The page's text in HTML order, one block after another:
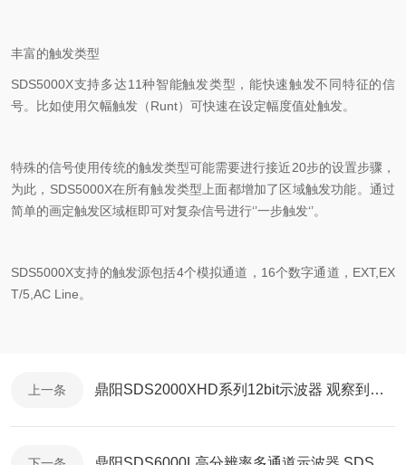
丰富的触发类型
SDS5000X支持多达11种智能触发类型，能快速触发不同特征的信
号。比如使用欠幅触发（Runt）可快速在设定幅度值处触发。
特殊的信号使用传统的触发类型可能需要进行接近20步的设置步骤，
为此， SDS5000X在所有触发类型上面都增加了区域触发功能。通过
简单的画定触发区域框即可对复杂信号进行‘’一步触发‘’。
SDS5000X支持的触发源包括4个模拟通道， 16个数字通道， EXT,EX
T/5,AC Line。
上一条 鼎阳SDS2000XHD系列12bit示波器 观察到电源轨小信号细节